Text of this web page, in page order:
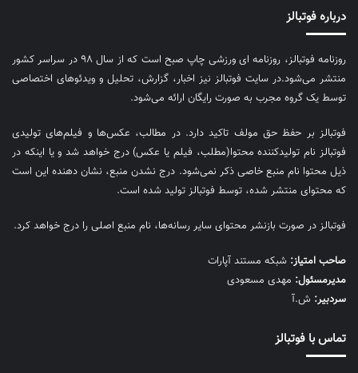
درباره فوتبالز
روزنامه فوتبالز، روزنامه ای ورزشی چاپ صبح است که از سال ۹۸ در سراسر کشور
منتشر می‌شود.در سایت فوتبالز نیز اخبار، گزارش، تحلیل و ویدئوهای اختصاصی
توسط یک گروه مجرب به صورت رایگان ارائه می‌شود.
فوتبالز بر حفظ حق مولف تاکید دارد. در مطالب، عکس‌ها و فیلم‌های تولیدی
فوتبالز نام تولیدکننده محتوا(مطلب، فیلم یا عکس) درج خواهد شد و یا اینکه در
ذیل محتوا نام منبع خاصی ذکر نمی‌‎شود. درج نشدن منبع، نشان دهنده این است
که محتوای منتشر شده، توسط فوتبالز تولید شده است.
فوتبالز در صورت بازنشر محتوای سایر رسانه‌ها، نام منبع اصلی را درج خواهد کرد.
صاحب امتیاز: شبکه مستند آپارات
مديرمسئول: مهدی مسعودی
سردبیر: ش.آ
تماس با فوتبالز